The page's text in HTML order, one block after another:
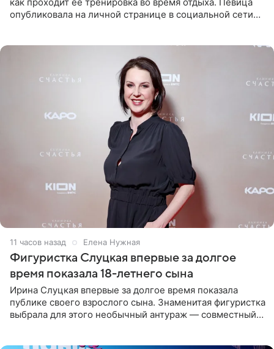
опубликовала на личной странице в социальной сети
11 часов назад Елена Нужная
Фигуристка Слуцкая впервые за долгое
время показала 18-летнего сына
Ирина Слуцкая впервые за долгое время показала
публике своего взрослого сына. Знаменитая фигуристка
выбрала для этого необычный антураж — совместный